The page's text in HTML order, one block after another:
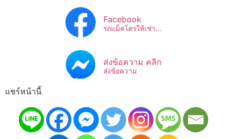
Facebook
รถแม็คโครให้เช่า...
ส่งข้อความ คลิก
ส่งข้อความ
แชร์หน้านี้